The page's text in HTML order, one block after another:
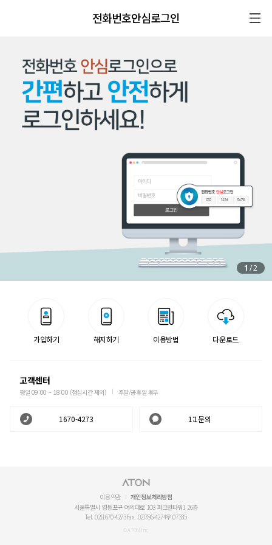
전화번호안심로그인
1 /2
가입하기 해지하기 이용방법 다운로드
고객센터
평일 09:00 ~ 18:00 (점심시간 제외) 주말/공휴일 휴무
1670-4273 1:1문의
이용약관
개인정보처리방침
서울특별시 영등포구 여의대로 108 파크원타워1 26층
Tel. 02)1670-4273Fax. 02)786-4274우.07335
© ATON Inc.